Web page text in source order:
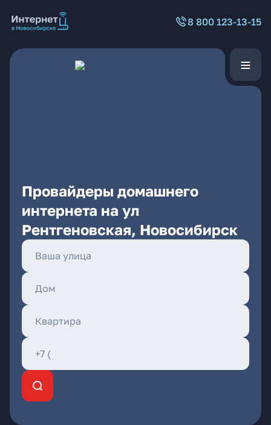
8 800 123-13-15
Провайдеры домашнего
интернета на ул
Рентгеновская, Новосибирск